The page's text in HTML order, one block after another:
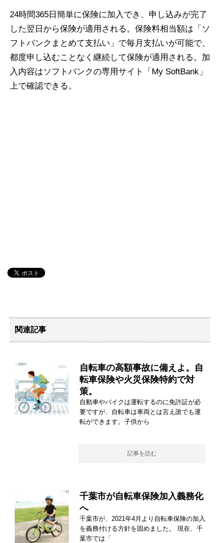
24時間365日簡単に保険に加入でき、申し込みが完了
した翌日から保険が適用される。保険料相当額は「ソ
フトバンクまとめて支払い」で毎月支払いが可能で、
都度申し込むことなく継続して保険が適用される。加
入内容はソフトバンクの専用サイト「My SoftBank」
上で確認できる。
関連記事
自転車の高額事故に備えよ。自
転車保険や火災保険特約で対
策。
自動車やバイクは運転するのに免許証が必
要ですが、自転車は車両とは言え誰でも運
転ができます。子供から
記事を読む
千葉市が自転車保険加入義務化
へ
千葉市が、2021年4月より自転車保険の加入
を義務付ける方針を固めました。 現在、千
葉市では「